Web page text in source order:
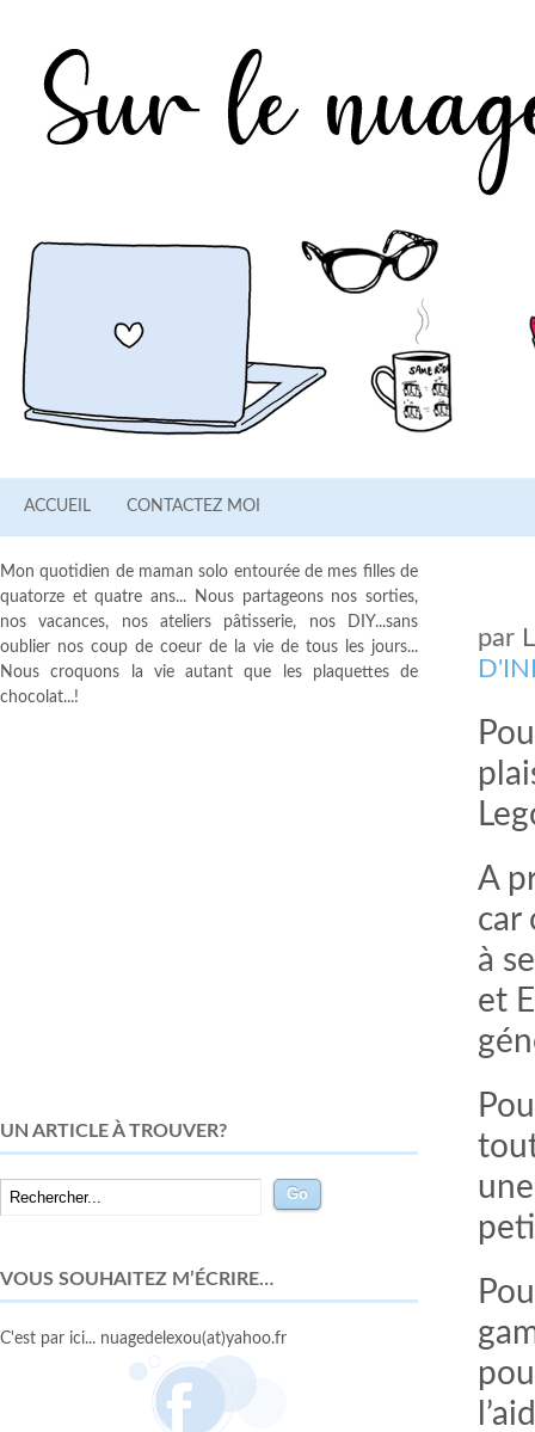
ACCUEIL CONTACTEZ MOI
par
A
car
à
et
Mon quotidien de maman solo entourée de mes filles de
quatorze et quatre ans... Nous partageons nos sorties,
nos vacances, nos ateliers pâtisserie, nos DIY...sans
oublier nos coup de coeur de la vie de tous les jours...
Nous croquons la vie autant que les plaquettes de
chocolat...!
UN ARTICLE À TROUVER?
VOUS SOUHAITEZ M’ÉCRIRE…
C'est par ici... nuagedelexou(at)yahoo.fr